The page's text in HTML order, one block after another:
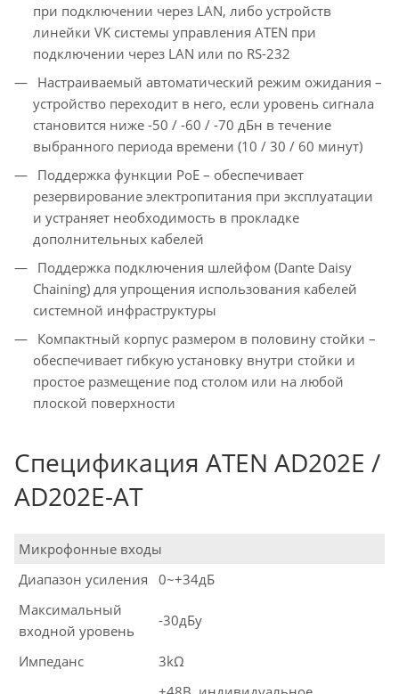
при подключении через LAN, либо устройств
линейки VK системы управления ATEN при
подключении через LAN или по RS-232
Настраиваемый автоматический режим ожидания –
устройство переходит в него, если уровень сигнала
становится ниже -50 / -60 / -70 дБн в течение
выбранного периода времени (10 / 30 / 60 минут)
Поддержка функции PoE – обеспечивает
резервирование электропитания при эксплуатации
и устраняет необходимость в прокладке
дополнительных кабелей
Поддержка подключения шлейфом (Dante Daisy
Chaining) для упрощения использования кабелей
системной инфраструктуры
Компактный корпус размером в половину стойки –
обеспечивает гибкую установку внутри стойки и
простое размещение под столом или на любой
плоской поверхности
Спецификация ATEN AD202E /
AD202E-AT
Микрофонные входы
Диапазон усиления
0~+34дБ
Максимальный
входной уровень
-30дБу
Импеданс 3kΩ